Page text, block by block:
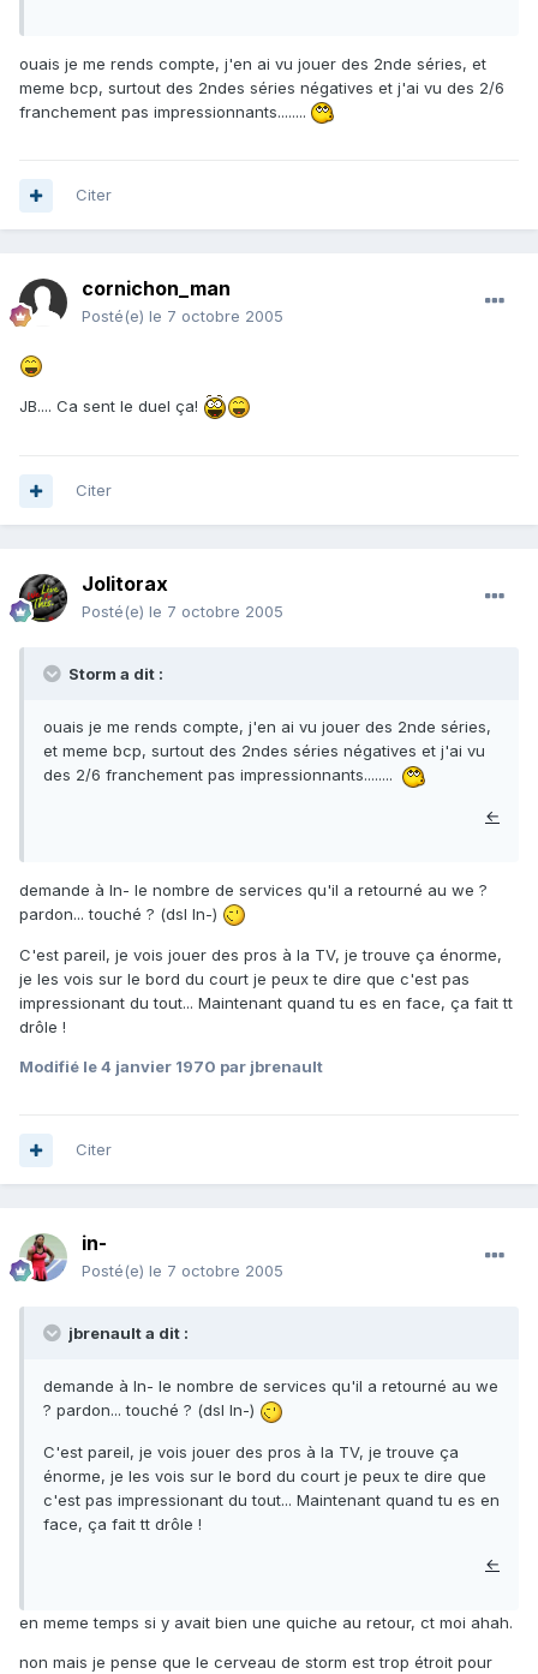
ouais je me rends compte, j'en ai vu jouer des 2nde séries, et
meme bcp, surtout des 2ndes séries négatives et j'ai vu des 2/6
franchement pas impressionnants........
Citer
cornichon_man
Posté(e) le 7 octobre 2005
JB.... Ca sent le duel ça!
Citer
Jolitorax
Posté(e) le 7 octobre 2005
Storm a dit :
ouais je me rends compte, j'en ai vu jouer des 2nde séries,
et meme bcp, surtout des 2ndes séries négatives et j'ai vu
des 2/6 franchement pas impressionnants........
←
demande à In- le nombre de services qu'il a retourné au we ?
pardon... touché ? (dsl In-)
C'est pareil, je vois jouer des pros à la TV, je trouve ça énorme,
je les vois sur le bord du court je peux te dire que c'est pas
impressionant du tout... Maintenant quand tu es en face, ça fait tt
drôle !
Modifié le 4 janvier 1970 par jbrenault
Citer
in-
Posté(e) le 7 octobre 2005
jbrenault a dit :
demande à In- le nombre de services qu'il a retourné au we
? pardon... touché ? (dsl In-)
C'est pareil, je vois jouer des pros à la TV, je trouve ça
énorme, je les vois sur le bord du court je peux te dire que
c'est pas impressionant du tout... Maintenant quand tu es en
face, ça fait tt drôle !
←
en meme temps si y avait bien une quiche au retour, ct moi ahah.
non mais je pense que le cerveau de storm est trop étroit pour